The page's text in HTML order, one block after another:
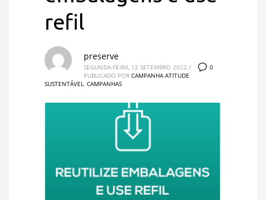
refil
0
preserve
SEGUNDA-FEIRA, 12 SETEMBRO 2022 /
PUBLICADO POR CAMPANHA ATITUDE
SUSTENTÁVEL CAMPANHAS